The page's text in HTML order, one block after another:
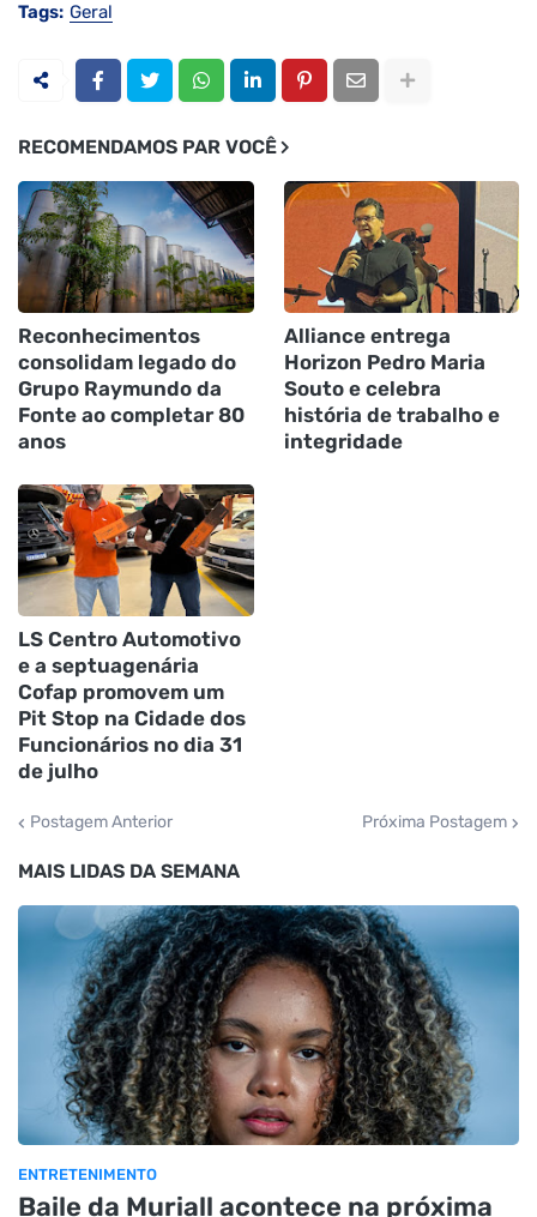
Tags: Geral
RECOMENDAMOS PAR VOCÊ
Reconhecimentos
consolidam legado do
Grupo Raymundo da
Fonte ao completar 80
anos
Alliance entrega
Horizon Pedro Maria
Souto e celebra
história de trabalho e
integridade
LS Centro Automotivo
e a septuagenária
Cofap promovem um
Pit Stop na Cidade dos
Funcionários no dia 31
de julho
Postagem Anterior Próxima Postagem
MAIS LIDAS DA SEMANA
ENTRETENIMENTO
Baile da Muriall acontece na próxima